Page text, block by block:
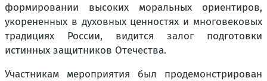
формировании высоких моральных ориентиров,
укорененных в духовных ценностях и многовековых
традициях России, видится залог подготовки
истинных защитников Отечества.
Участникам мероприятия был продемонстрирован